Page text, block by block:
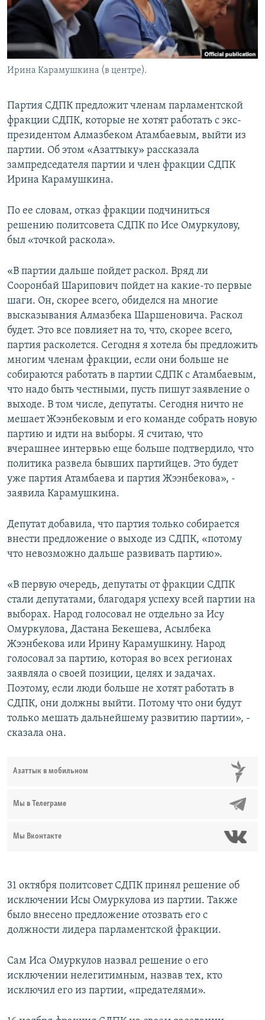
Ирина Карамушкина (в центре).
Партия СДПК предложит членам парламентской
фракции СДПК, которые не хотят работать с экс-
президентом Алмазбеком Атамбаевым, выйти из
партии. Об этом «Азаттыку» рассказала
зампредседателя партии и член фракции СДПК
Ирина Карамушкина.
По ее словам, отказ фракции подчиниться
решению политсовета СДПК по Исе Омуркулову,
был «точкой раскола».
«В партии дальше пойдет раскол. Вряд ли
Сооронбай Шарипович пойдет на какие-то первые
шаги. Он, скорее всего, обиделся на многие
высказывания Алмазбека Шаршеновича. Раскол
будет. Это все повлияет на то, что, скорее всего,
партия расколется. Сегодня я хотела бы предложить
многим членам фракции, если они больше не
собираются работать в партии СДПК с Атамбаевым,
что надо быть честными, пусть пишут заявление о
выходе. В том числе, депутаты. Сегодня ничто не
мешает Жээнбековым и его команде собрать новую
партию и идти на выборы. Я считаю, что
вчерашнее интервью еще больше подтвердило, что
политика развела бывших партийцев. Это будет
уже партия Атамбаева и партия Жээнбекова», -
заявила Карамушкина.
Депутат добавила, что партия только собирается
внести предложение о выходе из СДПК, «потому
что невозможно дальше развивать партию».
«В первую очередь, депутаты от фракции СДПК
стали депутатами, благодаря успеху всей партии на
выборах. Народ голосовал не отдельно за Ису
Омуркулова, Дастана Бекешева, Асылбека
Жээнбекова или Ирину Карамушкину. Народ
голосовал за партию, которая во всех регионах
заявляла о своей позиции, целях и задачах.
Поэтому, если люди больше не хотят работать в
СДПК, они должны выйти. Потому что они будут
только мешать дальнейшему развитию партии», -
сказала она.
Азаттык в мобильном
Мы в Телеграме
Мы Вконтакте
31 октября политсовет СДПК принял решение об
исключении Исы Омуркулова из партии. Также
было внесено предложение отозвать его с
должности лидера парламентской фракции.
Сам Иса Омуркулов назвал решение о его
исключении нелегитимным, назвав тех, кто
исключил его из партии, «предателями».